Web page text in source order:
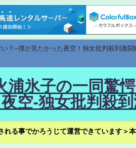
？--僕が見たかった夜空！独女批判殺到激
氷子の一同驚
空-独女批判殺
る事でかろうじて運営できています＞